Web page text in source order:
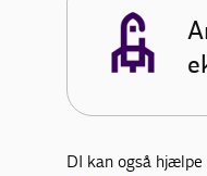
DI kan også